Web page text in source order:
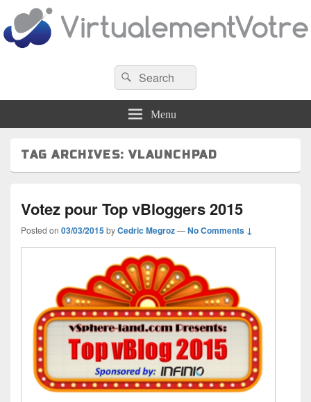
VirtualementVotre
Blog francophone sur la virtualisation
Search
for:
Search
Menu
TAG ARCHIVES:VLAUNCHPAD
Votez pour Top vBloggers 2015
Posted on 03/03/2015byCedric Megroz—No Comments ↓